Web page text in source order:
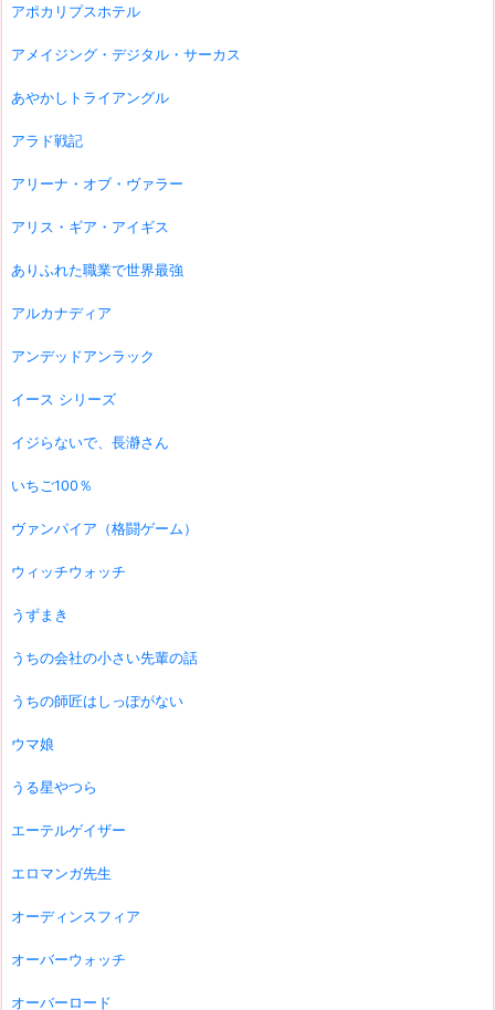
アポカリプスホテル
アメイジング・デジタル・サーカス
あやかしトライアングル
アラド戦記
アリーナ・オブ・ヴァラー
アリス・ギア・アイギス
ありふれた職業で世界最強
アルカナディア
アンデッドアンラック
イース シリーズ
イジらないで、長瀞さん
いちご100％
ヴァンパイア（格闘ゲーム）
ウィッチウォッチ
うずまき
うちの会社の小さい先輩の話
うちの師匠はしっぽがない
ウマ娘
うる星やつら
エーテルゲイザー
エロマンガ先生
オーディンスフィア
オーバーウォッチ
オーバーロード